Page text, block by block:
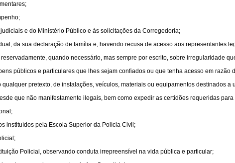
e do Ministério Público e às solicitações da Corregedoria;
da sua declaração de família e, havendo recusa de acesso aos representantes
quando necessário, mas sempre por escrito, sobre irregularidade
públicos e particulares que lhes sejam confiados ou que tenha acesso em razão
pretexto, de instalações, veículos, materiais ou equipamentos destinados
que não manifestamente ilegais, bem como expedir as certidões requeridas
instituídos pela Escola Superior da Polícia Civil;
Policial, observando conduta irrepreensível na vida pública e particular;